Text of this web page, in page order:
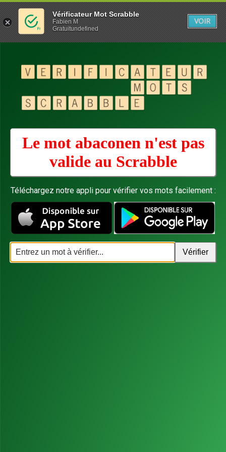
Le mot abaconen n'est pas
valide au Scrabble
Téléchargez notre appli pour vérifier vos mots facilement :
Vérificateur Mot Scrabble
Fabien M
Gratuitundefined
VOIR